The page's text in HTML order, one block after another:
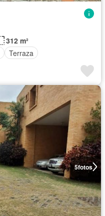
312 m²
Terraza
5fotos